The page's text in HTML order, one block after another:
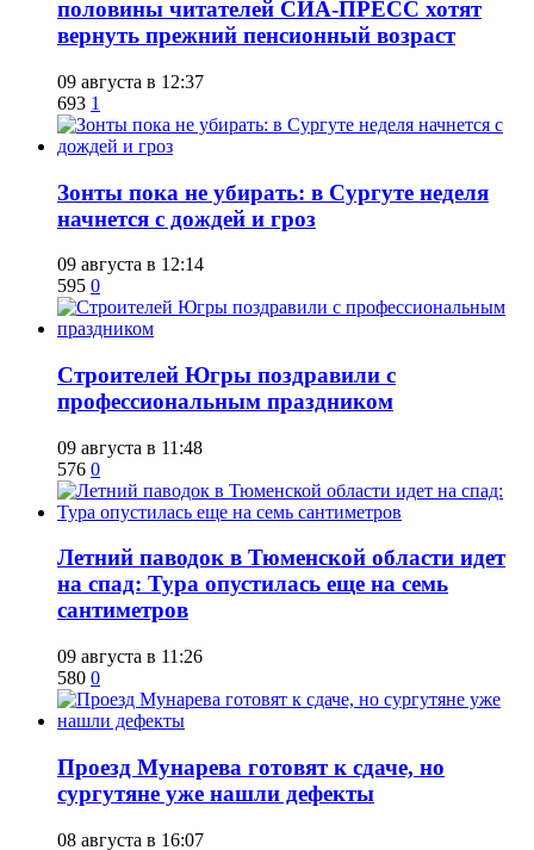
половины читателей СИА-ПРЕСС хотят
вернуть прежний пенсионный возраст
09 августа в 12:37
693 1
​Зонты пока не убирать: в Сургуте неделя
начнется с дождей и гроз
09 августа в 12:14
595 0
​Строителей Югры поздравили с
профессиональным праздником
09 августа в 11:48
576 0
​Летний паводок в Тюменской области идет
на спад: Тура опустилась еще на семь
сантиметров
09 августа в 11:26
580 0
​Проезд Мунарева готовят к сдаче, но
сургутяне уже нашли дефекты
08 августа в 16:07